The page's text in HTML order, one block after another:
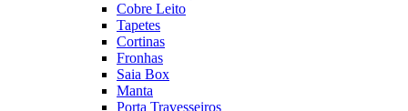
Cobre Leito
Tapetes
Cortinas
Fronhas
Saia Box
Manta
Porta Travesseiros